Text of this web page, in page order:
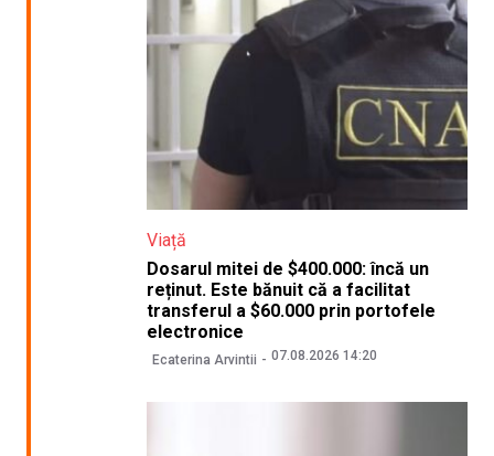
Viață
Dosarul mitei de $400.000: încă un
reținut. Este bănuit că a facilitat
transferul a $60.000 prin portofele
electronice
Ecaterina Arvintii 07.08.2026 14:20